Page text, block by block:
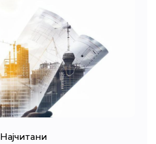
Најчитани